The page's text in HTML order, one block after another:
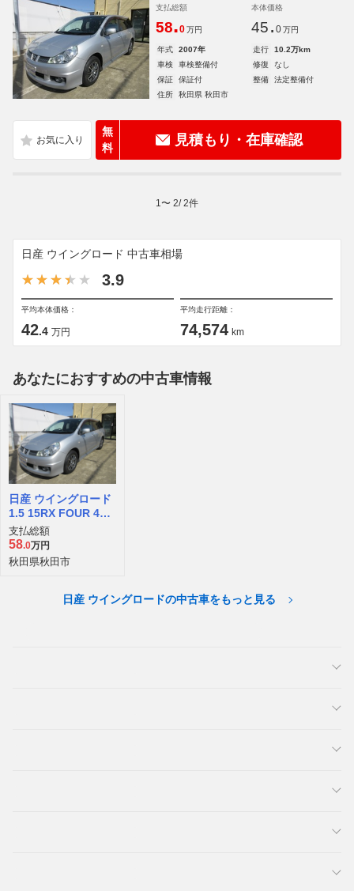
支払総額
58.0 万円
本体価格
45. 0 万円
年式 2007年 走行
10.2万km
車検
車検整備付 修復
なし
保証
保証付 整備
法定整備付
住所
秋田県 秋田市
無
料
見積もり・在庫確認
1 〜 2/2件
日産 ウイングロード 中古車相場
3.9
平均本体価格：
42.4 万円
平均走行距離：
74,574 km
あなたにおすすめの中古車情報
日産 ウイングロード
1.5 15RX FOUR 4W
D
支払総額
58.0万円
秋田県秋田市
日産 ウイングロードの中古車をもっと見る